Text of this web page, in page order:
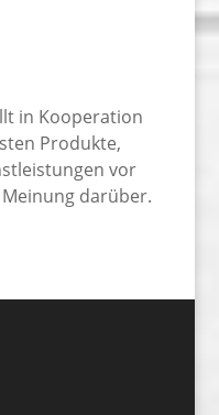
in Kooperation
Produkte,
vor
darüber.